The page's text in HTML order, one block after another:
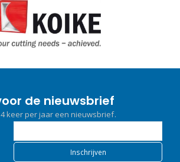
de nieuwsbrief
keer per jaar een nieuwsbrief.